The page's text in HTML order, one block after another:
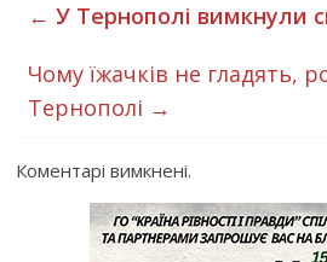
← У Тернополі вимкнули
Чому їжачків не гладять,
Тернополі →
Коментарі вимкнені.